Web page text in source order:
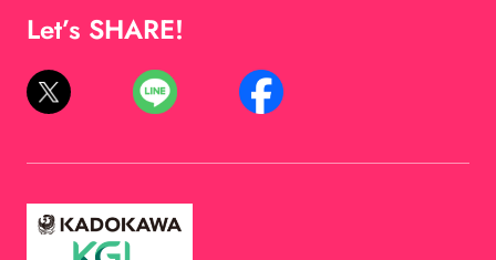
Let’s SHARE!